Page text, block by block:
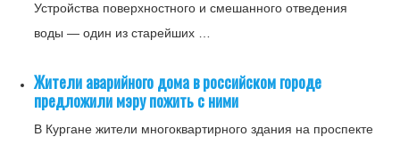
Устройства поверхностного и смешанного отведения
воды — один из старейших …
Жители аварийного дома в российском городе
предложили мэру пожить с ними
В Кургане жители многоквартирного здания на проспекте